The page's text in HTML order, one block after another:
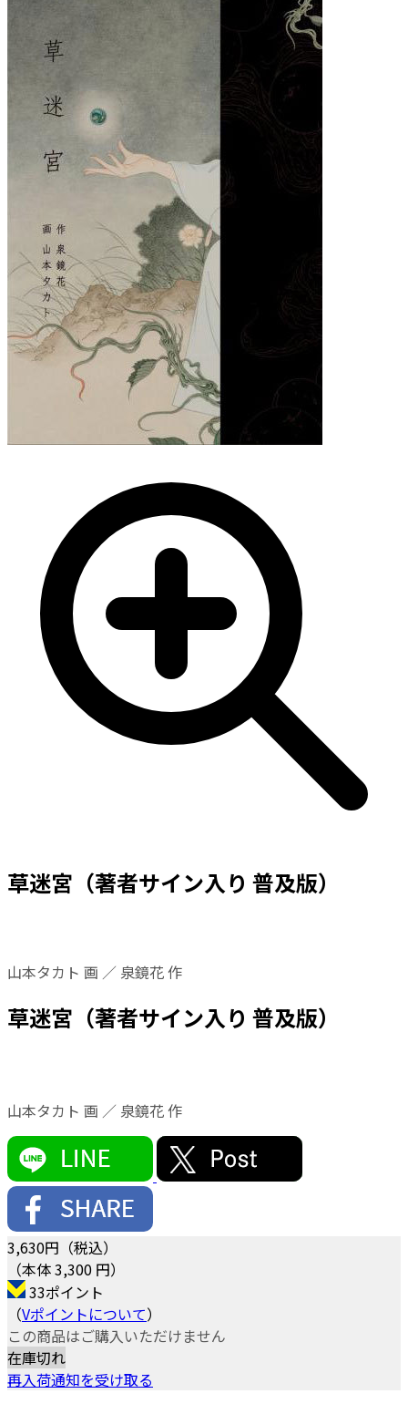
草迷宮（著者サイン入り 普及版）
山本タカト 画 ／ 泉鏡花 作
草迷宮（著者サイン入り 普及版）
山本タカト 画 ／ 泉鏡花 作
3,630円（税込）
（本体 3,300 円）
33ポイント
（Vポイントについて）
この商品はご購入いただけません
在庫切れ
再入荷通知を受け取る